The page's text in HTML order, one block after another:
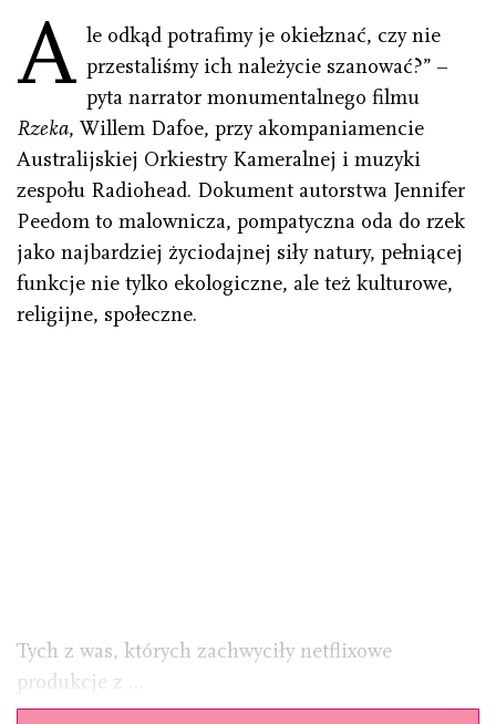
A le odkąd potrafimy je okiełznać, czy nie
przestaliśmy ich należycie szanować?” –
pyta narrator monumentalnego filmu
Rzeka, Willem Dafoe, przy akompaniamencie
Australijskiej Orkiestry Kameralnej i muzyki
zespołu Radiohead. Dokument autorstwa Jennifer
Peedom to malownicza, pompatyczna oda do rzek
jako najbardziej życiodajnej siły natury, pełniącej
funkcje nie tylko ekologiczne, ale też kulturowe,
religijne, społeczne.
Tych z was, których zachwyciły netflixowe
produkcje z …